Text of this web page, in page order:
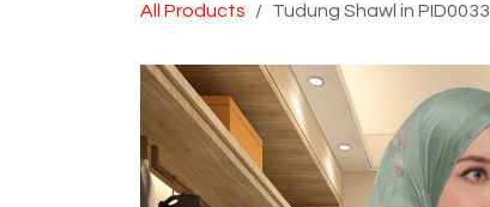
All Products Tudung Shawl in PID0033